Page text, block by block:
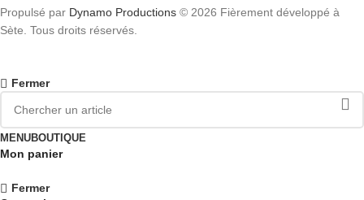
Propulsé par Dynamo Productions © 2026 Fièrement développé à
Sète. Tous droits réservés.
Fermer
MENUBOUTIQUE
Mon panier
Fermer